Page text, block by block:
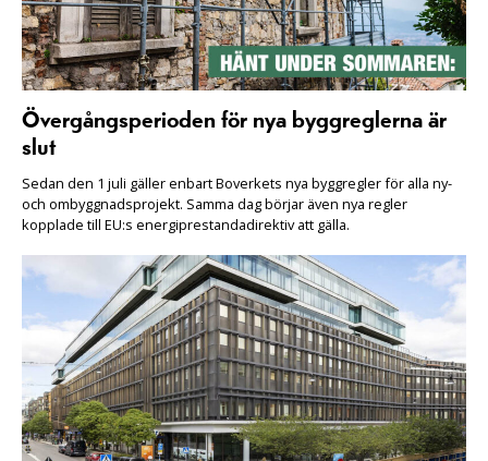
Övergångsperioden för nya byggreglerna är
slut
Sedan den 1 juli gäller enbart Boverkets nya byggregler för alla ny-
och ombyggnadsprojekt. Samma dag börjar även nya regler
kopplade till EU:s energiprestandadirektiv att gälla.